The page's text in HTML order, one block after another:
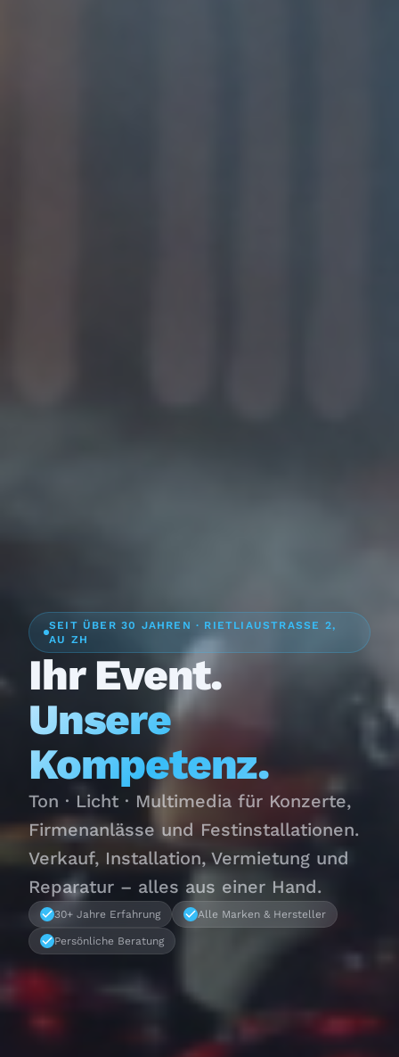
SEIT ÜBER 30 JAHREN · RIETLIAUSTRASSE 2,
AU ZH
Ihr Event.
Unsere
Kompetenz.
Ton · Licht · Multimedia für Konzerte,
Firmenanlässe und Festinstallationen.
Verkauf, Installation, Vermietung und
Reparatur – alles aus einer Hand.
30+ Jahre Erfahrung Alle Marken & Hersteller
Persönliche Beratung